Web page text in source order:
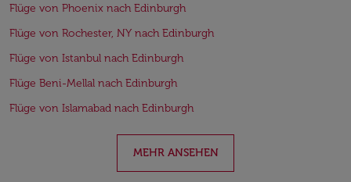
Flüge von Phoenix nach Edinburgh
Flüge von Rochester, NY nach Edinburgh
Flüge von Istanbul nach Edinburgh
Flüge Beni-Mellal nach Edinburgh
Flüge von Islamabad nach Edinburgh
MEHR ANSEHEN